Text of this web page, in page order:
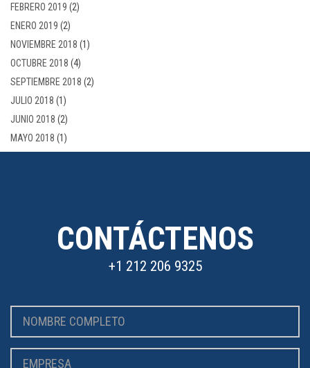
FEBRERO 2019 (2)
ENERO 2019 (2)
NOVIEMBRE 2018 (1)
OCTUBRE 2018 (4)
SEPTIEMBRE 2018 (2)
JULIO 2018 (1)
JUNIO 2018 (2)
MAYO 2018 (1)
CONTÁCTENOS
+1 212 206 9325